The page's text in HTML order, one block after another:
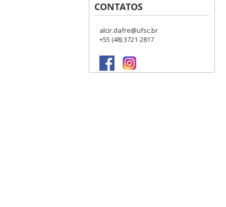
For development purposes only
CONTATOS
alcir.dafre@ufsc.br
+55 (48) 3721-2817